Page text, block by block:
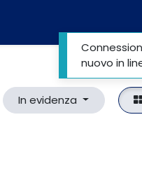
In evidenza
nuovo in